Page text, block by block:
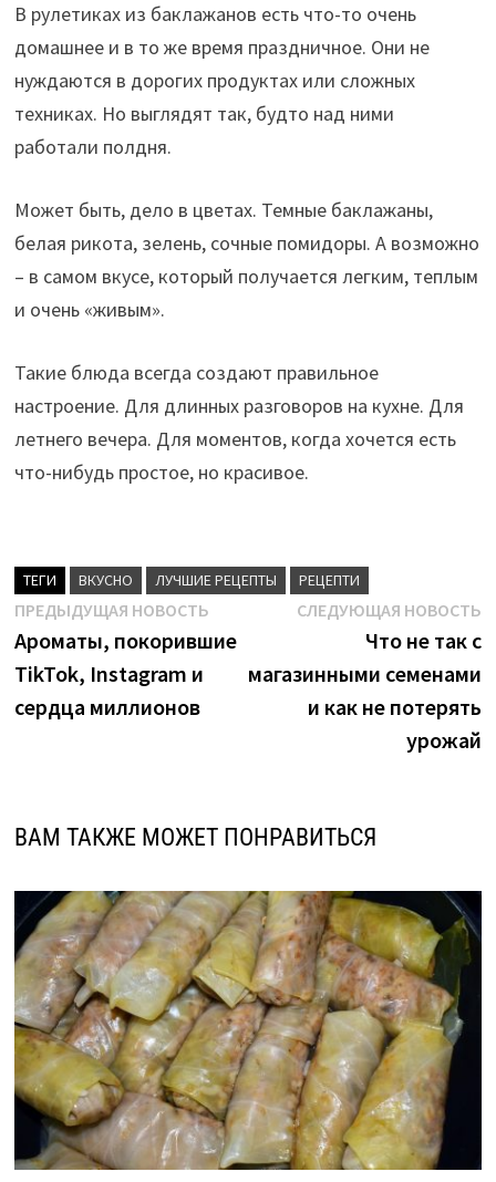
В рулетиках из баклажанов есть что-то очень
домашнее и в то же время праздничное. Они не
нуждаются в дорогих продуктах или сложных
техниках. Но выглядят так, будто над ними
работали полдня.
Может быть, дело в цветах. Темные баклажаны,
белая рикота, зелень, сочные помидоры. А возможно
– в самом вкусе, который получается легким, теплым
и очень «живым».
Такие блюда всегда создают правильное
настроение. Для длинных разговоров на кухне. Для
летнего вечера. Для моментов, когда хочется есть
что-нибудь простое, но красивое.
ТЕГИ ВКУСНО ЛУЧШИЕ РЕЦЕПТЫ РЕЦЕПТИ
Навигация
по
записям
ПРЕДЫДУЩАЯ НОВОСТЬПредыдущая
новость:
Ароматы, покорившие
TikTok, Instagram и
сердца миллионов
СЛЕДУЮЩАЯ НОВОСТЬ
Что не так с
магазинными семенами
и как не потерять
урожай
ВАМ ТАКЖЕ МОЖЕТ ПОНРАВИТЬСЯ